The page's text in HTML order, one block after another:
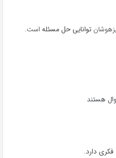
توانایی حل مسئله است.
هستند
دارد.